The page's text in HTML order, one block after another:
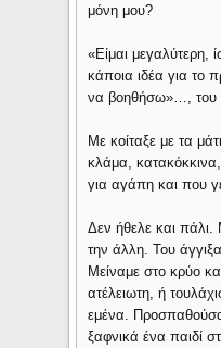
μόνη μου?
«Είμαι
κάποια ιδέα για το
να βοηθήσω»…, του
Με κοίταξε με τα
κλάμα,
για αγάπη και που
Δεν ήθελε και
την άλλη. Του
Μείναμε στο κρύο
ατέλειωτη, ή
εμένα.
ξαφνικά ένα παιδί